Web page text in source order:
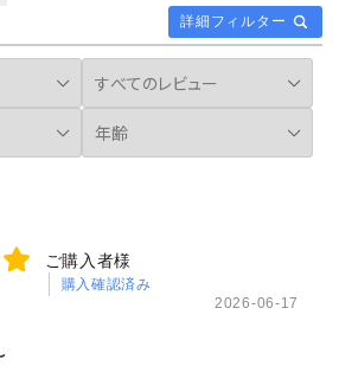
詳細フィルター
ご購入者様
購入確認済み
2026-06-17